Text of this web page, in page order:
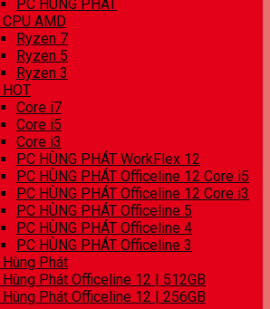
PC HÙNG PHÁT
CPU AMD
Ryzen 7
Ryzen 5
Ryzen 3
Core i7
Core i5
Core i3
PC HÙNG PHÁT WorkFlex 12
PC HÙNG PHÁT Officeline 12 Core i5
PC HÙNG PHÁT Officeline 12 Core i3
PC HÙNG PHÁT Officeline 5
PC HÙNG PHÁT Officeline 4
PC HÙNG PHÁT Officeline 3
Hùng Phát
Hùng Phát Officeline 12 | 512GB
Hùng Phát Officeline 12 | 256GB